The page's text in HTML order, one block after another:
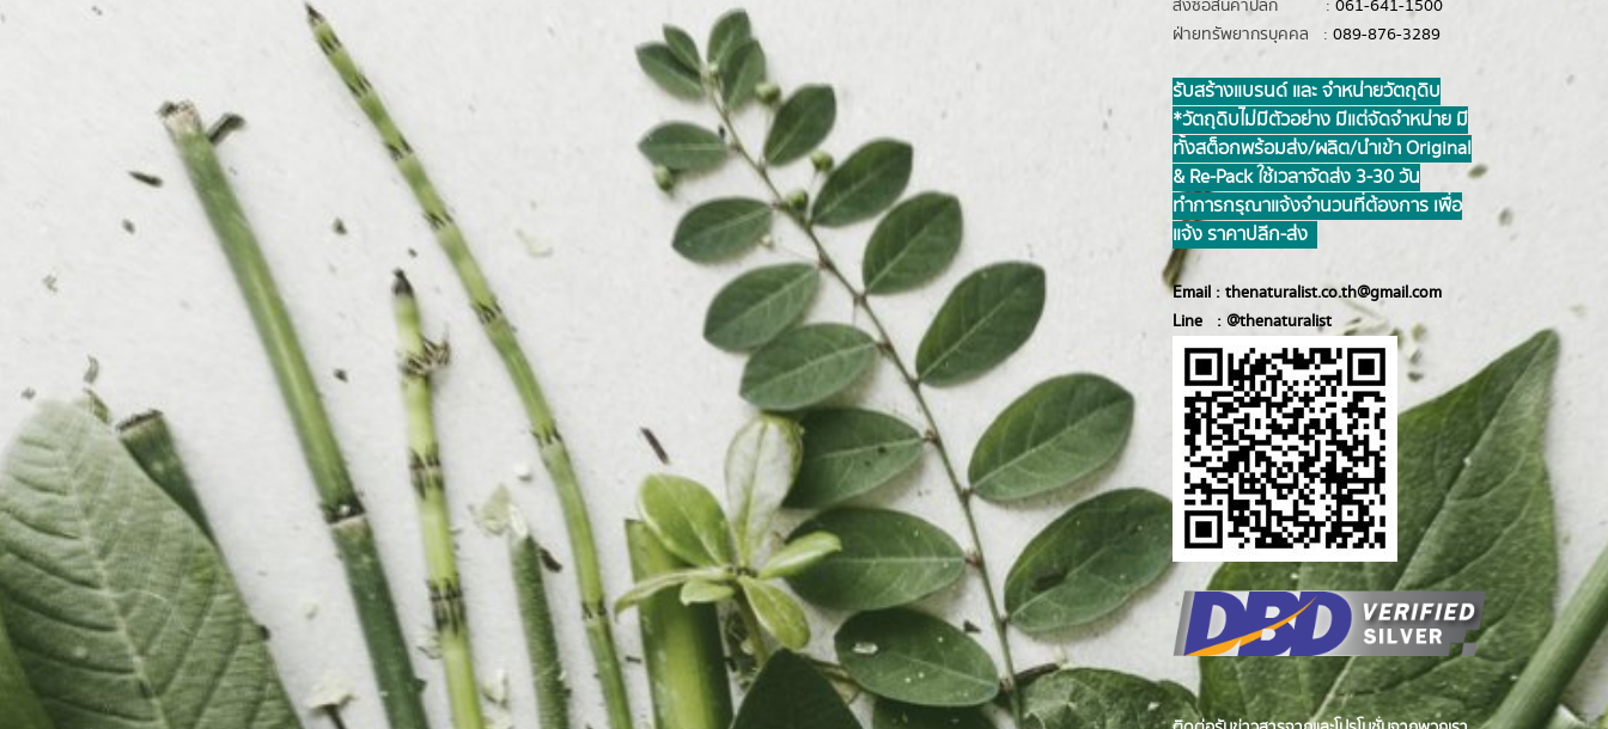
สั่งซื้อสินค้าปลีก : 061-641-1500
ฝ่ายทรัพยากรบุคคล : 089-876-3289
รับสร้างแบรนด์ และ จำหน่ายวัตถุดิบ
*วัตถุดิบไม่มีตัวอย่าง มีแต่จัดจำหน่าย มี
ทั้งสต็อกพร้อมส่ง/ผลิต/นำเข้า Original
& Re-Pack ใช้เวลาจัดส่ง 3-30 วัน
ทำการ กรุณาแจ้งจำนวนที่ต้องการ เพื่อ
แจ้ง ราคาปลีก-ส่ง
Email : thenaturalist.co.th@gmail.com
Line : @thenaturalist